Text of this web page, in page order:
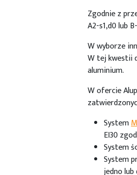
Zgodnie z
A2-s1,d0 lub
W wyborze
W tej kwestii
aluminium.
W ofercie
System
EI30
System
System
jedno